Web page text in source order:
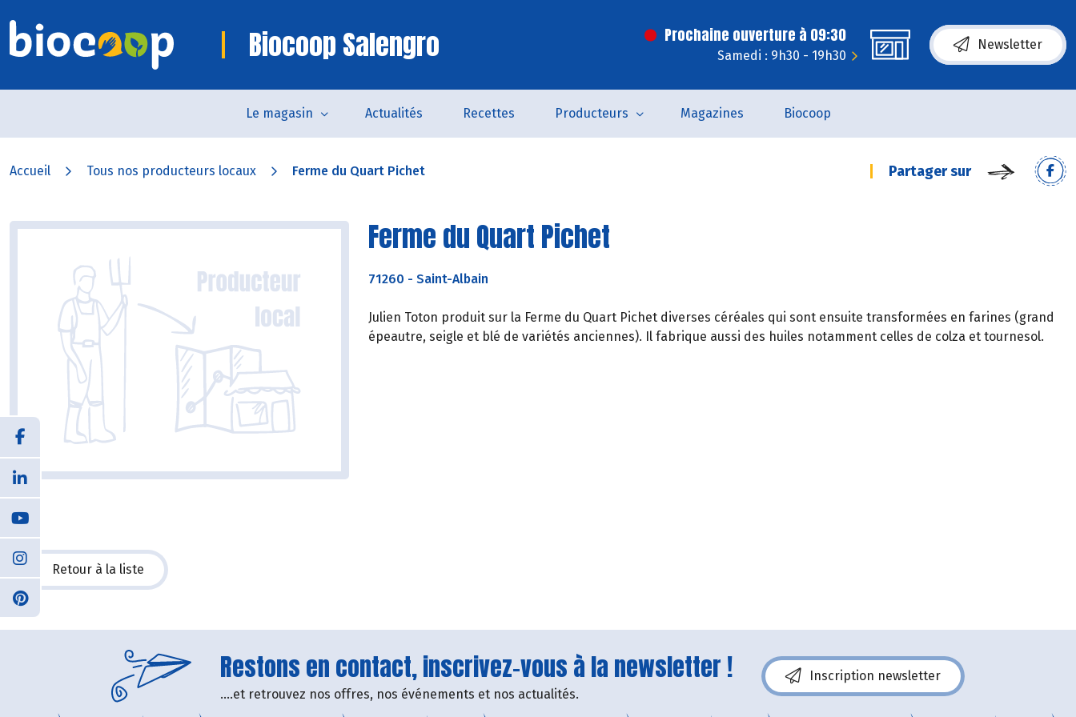
Biocoop Salengro Prochaine ouverture à 09:30
Samedi : 9h30 - 19h30
Newsletter
Le magasin Actualités Recettes Producteurs Magazines Biocoop
Accueil Tous nos producteurs locaux Ferme du Quart Pichet Partager sur
Ferme du Quart Pichet
71260 - Saint-Albain
Julien Toton produit sur la Ferme du Quart Pichet diverses céréales qui sont ensuite transformées en farines (grand
épeautre, seigle et blé de variétés anciennes). Il fabrique aussi des huiles notamment celles de colza et tournesol.
Retour à la liste
Restons en contact, inscrivez-vous à la newsletter !
....et retrouvez nos offres, nos événements et nos actualités.
Inscription newsletter